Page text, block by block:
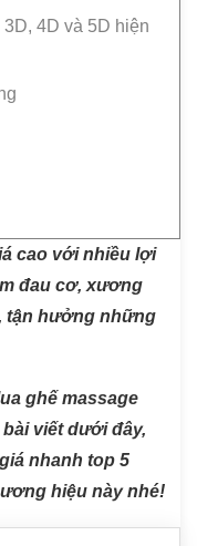
4D và 5D hiện
cao với nhiều lợi
đau cơ, xương
tận hưởng những
ghế massage
viết dưới đây,
nhanh top 5
hiệu này nhé!